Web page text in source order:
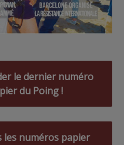
le dernier numéro
du Poing !
les numéros papier